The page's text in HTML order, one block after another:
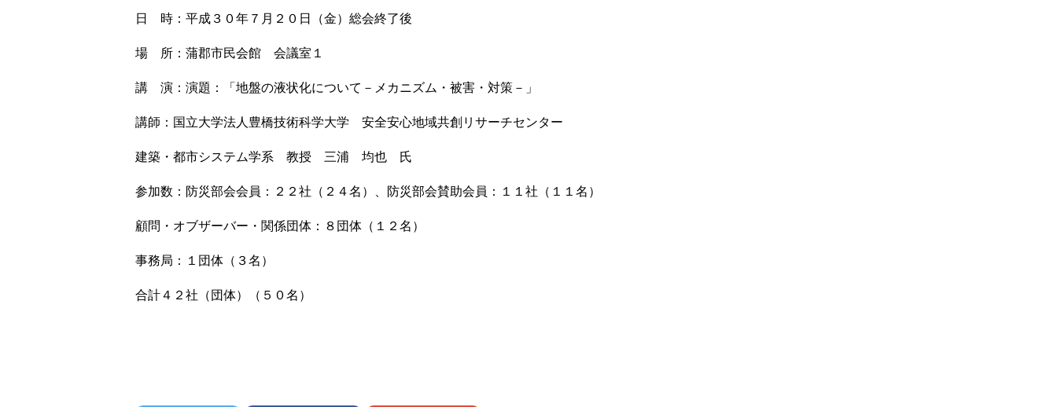
日 時：平成３０年７月２０日（金）総会終了後
場 所：蒲郡市民会館 会議室１
講 演：演題：「地盤の液状化について－メカニズム・被害・対策－」
講師：国立大学法人豊橋技術科学大学 安全安心地域共創リサーチセンター
建築・都市システム学系 教授 三浦 均也 氏
参加数：防災部会会員：２２社（２４名）、防災部会賛助会員：１１社（１１名）
顧問・オブザーバー・関係団体：８団体（１２名）
事務局：１団体（３名）
合計４２社（団体）（５０名）